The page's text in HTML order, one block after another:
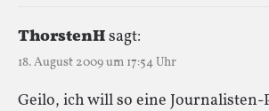
ThorstenHsagt:
18. August 2009 um 17:54 Uhr
Geilo, ich will so eine Journalisten-